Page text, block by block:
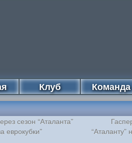
Клуб Команда
сезон “Аталанта”
еврокубки”